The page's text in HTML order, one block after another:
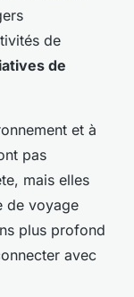
de
de
et à
pas
mais elles
de voyage
plus profond
avec